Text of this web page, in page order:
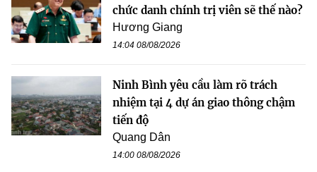
chức danh chính trị viên sẽ thế nào?
Hương Giang
14:04 08/08/2026
Ninh Bình yêu cầu làm rõ trách
nhiệm tại 4 dự án giao thông chậm
tiến độ
Quang Dân
14:00 08/08/2026